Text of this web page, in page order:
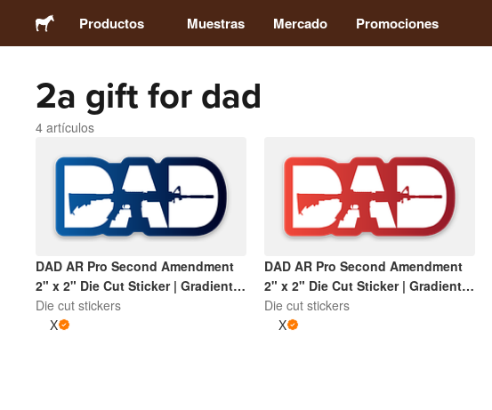
Productos
Stickers
Imanes
Chapas
Packaging
Muestras Mercado Promociones
2a gift for dad
4 artículos
DAD AR Pro Second Amendment
2" x 2" Die Cut Sticker | Gradient
Blue and White
Die cut stickers
X
DAD AR Pro Second Amendment
2" x 2" Die Cut Sticker | Gradient
Red and White
Die cut stickers
X